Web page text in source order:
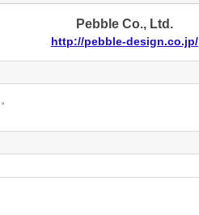
Pebble Co., Ltd.
http://pebble-design.co.jp/